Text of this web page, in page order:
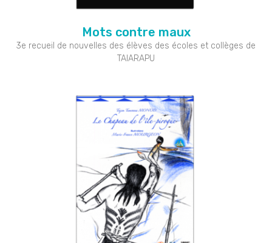
Mots contre maux
3e recueil de nouvelles des élèves des écoles et collèges de
TAIARAPU